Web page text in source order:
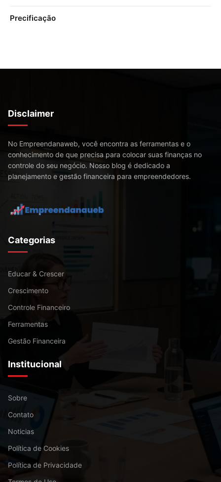
Precificação
Disclaimer
No Empreendanaweb, você encontra as ferramentas e o
conhecimento de que precisa para colocar suas finanças no
controle do seu negócio. Nosso blog é dedicado a
planejamento e gestão financeira para empreendedores.
Categorias
Educar & Crescer
Crescimento
Controle Financeiro
Ferramentas
Gestão Financeira
Institucional
Sobre
Contato
Noticias
Política de Cookies
Política de Privacidade